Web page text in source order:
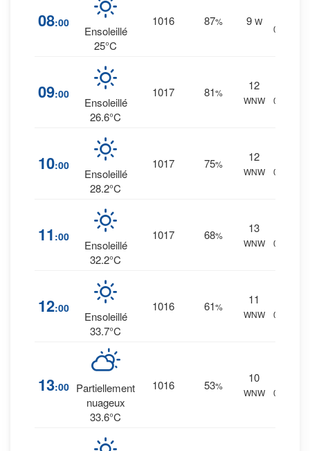
08:00
Ensoleillé
25°C
1016 87% 9 W
0 mm.
09:00
Ensoleillé
26.6°C
1017 81%
12
WNW
0 mm.
10:00
Ensoleillé
28.2°C
1017 75%
12
WNW
0 mm.
11 :00
Ensoleillé
32.2°C
1017 68%
13
WNW
0 mm.
12:00
Ensoleillé
33.7°C
1016 61%
11
WNW
0 mm.
13:00 Partiellement
nuageux
33.6°C
1016 53%
10
WNW
0 mm.